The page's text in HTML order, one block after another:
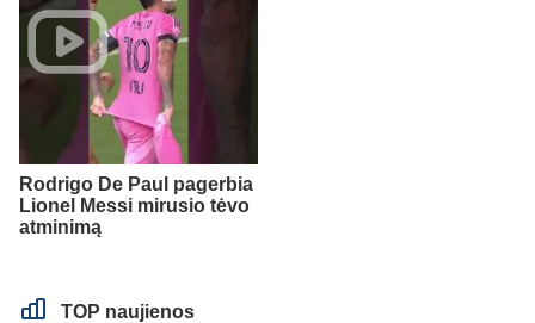
Rodrigo De Paul pagerbia
Lionel Messi mirusio tėvo
atminimą
TOP naujienos